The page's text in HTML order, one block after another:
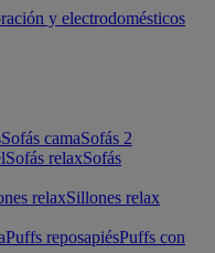
Sofás camaSofás 2
Sofás relaxSofás
relaxSillones relax
Puffs reposapiésPuffs con